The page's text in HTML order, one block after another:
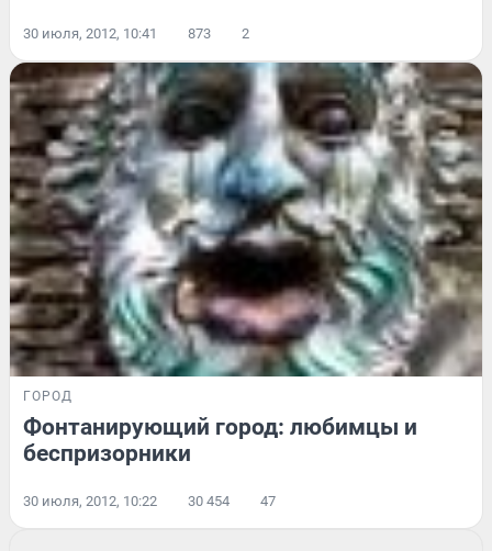
30 июля, 2012, 10:41 873 2
ГОРОД
Фонтанирующий город: любимцы и
беспризорники
30 июля, 2012, 10:22 30 454 47